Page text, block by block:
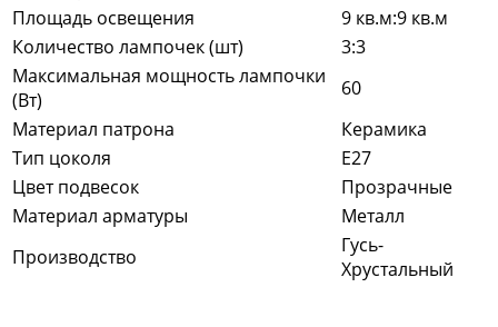
Площадь освещения
9 кв.м:9 кв.м
Количество лампочек (шт)
3:3
Максимальная мощность лампочки
(Вт)
60
Материал патрона
Керамика
Тип цоколя
E27
Цвет подвесок
Прозрачные
Материал арматуры
Металл
Производство
Гусь-
Хрустальный